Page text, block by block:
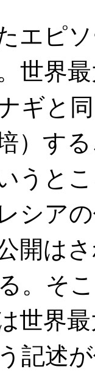
エピ
世界
ギと
）す
うと
シア
開は
。そ
世界
記述